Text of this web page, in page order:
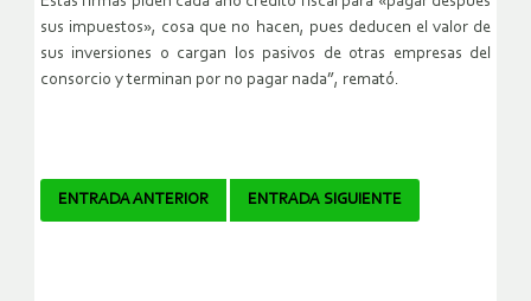
sus impuestos», cosa que no hacen, pues deducen el valor de
sus inversiones o cargan los pasivos de otras empresas del
consorcio y terminan por no pagar nada”, remató.
Navegador
ENTRADA ANTERIOR ENTRADA SIGUIENTE